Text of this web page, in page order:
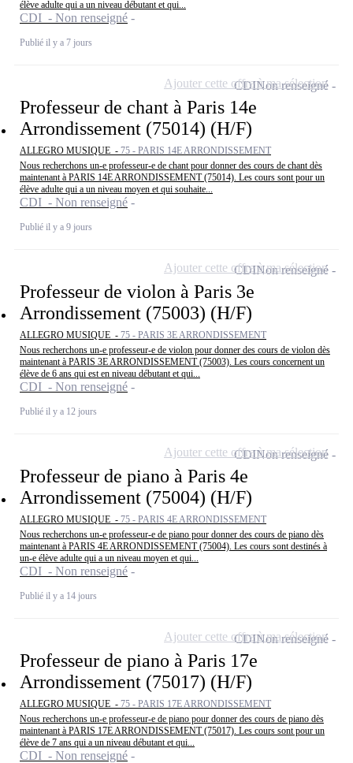
élève adulte qui a un niveau débutant et qui...
CDI - Non renseigné
Publié il y a 7 jours
Professeur de chant à Paris 14e
Arrondissement (75014) (H/F)
ALLEGRO MUSIQUE - 75 - PARIS 14E ARRONDISSEMENT
Nous recherchons un-e professeur-e de chant pour donner des cours de chant dès
maintenant à PARIS 14E ARRONDISSEMENT (75014). Les cours sont pour un
élève adulte qui a un niveau moyen et qui souhaite...
CDI - Non renseigné
Publié il y a 9 jours
CDINon renseigné
Ajouter cette offre à ma sélection
Professeur de violon à Paris 3e
Arrondissement (75003) (H/F)
ALLEGRO MUSIQUE - 75 - PARIS 3E ARRONDISSEMENT
Nous recherchons un-e professeur-e de violon pour donner des cours de violon dès
maintenant à PARIS 3E ARRONDISSEMENT (75003). Les cours concernent un
élève de 6 ans qui est en niveau débutant et qui...
CDI - Non renseigné
Publié il y a 12 jours
CDINon renseigné
Ajouter cette offre à ma sélection
Professeur de piano à Paris 4e
Arrondissement (75004) (H/F)
ALLEGRO MUSIQUE - 75 - PARIS 4E ARRONDISSEMENT
Nous recherchons un-e professeur-e de piano pour donner des cours de piano dès
maintenant à PARIS 4E ARRONDISSEMENT (75004). Les cours sont destinés à
un-e élève adulte qui a un niveau moyen et qui...
CDI - Non renseigné
Publié il y a 14 jours
CDINon renseigné
Ajouter cette offre à ma sélection
Professeur de piano à Paris 17e
Arrondissement (75017) (H/F)
ALLEGRO MUSIQUE - 75 - PARIS 17E ARRONDISSEMENT
Nous recherchons un-e professeur-e de piano pour donner des cours de piano dès
maintenant à PARIS 17E ARRONDISSEMENT (75017). Les cours sont pour un
élève de 7 ans qui a un niveau débutant et qui...
CDI - Non renseigné
CDINon renseigné
Ajouter cette offre à ma sélection